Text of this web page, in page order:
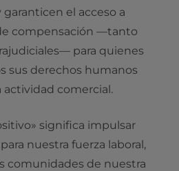
el acceso a
compensación —tanto
para quienes
sus derechos humanos
comercial.
significa impulsar
nuestra fuerza laboral,
comunidades de nuestra